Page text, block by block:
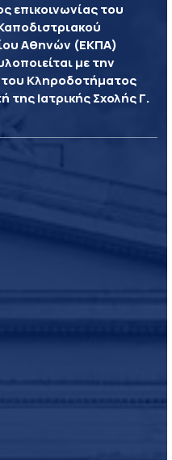
επικοινωνίας του
Αθηνών (ΕΚΠΑ)
με την
Κληροδοτήματος
της Ιατρικής Σχολής Γ.